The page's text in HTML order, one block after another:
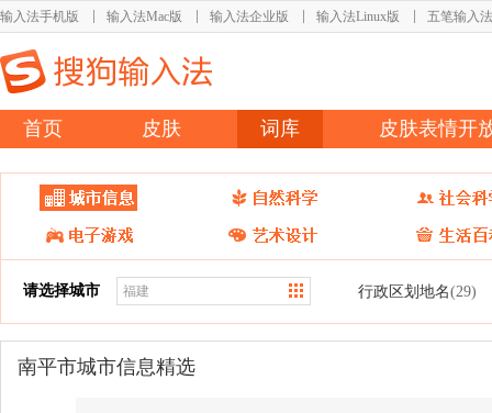
输入法手机版 输入法Mac版 输入法企业版 输入法Linux版 五笔输入法
首页 皮肤 词库 皮肤表情开
请选择城市 行政区划地名(29)
南平市城市信息精选